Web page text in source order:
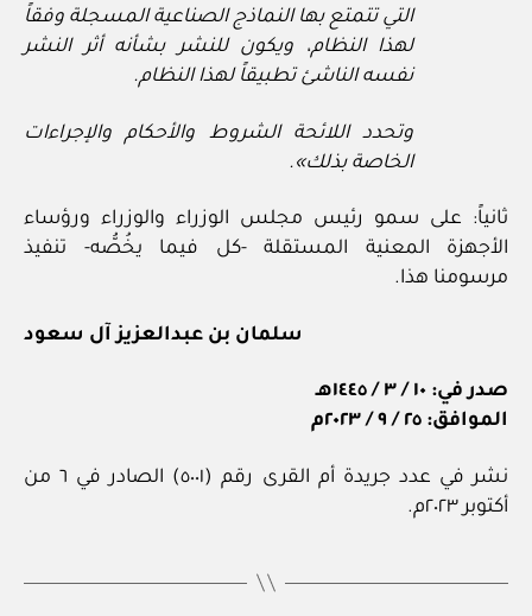
التي تتمتع بها النماذج الصناعية المسجلة وفقاً
لهذا النظام، ويكون للنشر بشأنه أثر النشر
نفسه الناشئ تطبيقاً لهذا النظام.
وتحدد اللائحة الشروط والأحكام والإجراءات
الخاصة بذلك».
ثانياً: على سمو رئيس مجلس الوزراء والوزراء ورؤساء
الأجهزة المعنية المستقلة -كل فيما يخُصُّه- تنفيذ
مرسومنا هذا.
سلمان بن عبدالعزيز آل سعود
صدر في: ١٠ / ٣ / ١٤٤٥هـ
الموافق: ٢٥ / ٩ / ٢٠٢٣م
نشر في عدد جريدة أم القرى رقم (٥٠٠١) الصادر في ٦ من
أكتوبر ٢٠٢٣م.